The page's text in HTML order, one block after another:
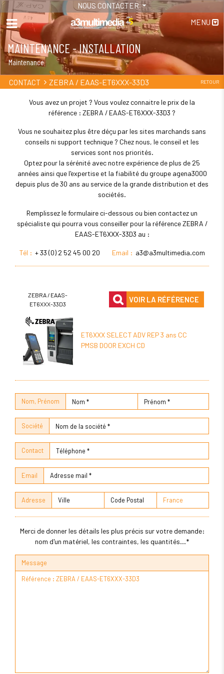
NOUS CONTACTER
MENU
MAINTENANCE - INSTALLATION
Maintenance
CONTACT ZEBRA / EAAS-ET6XXX-33D3 RETOUR
Vous avez un projet ? Vous voulez connaitre le prix de la
référence : ZEBRA / EAAS-ET6XXX-33D3 ?
Vous ne souhaitez plus être déçu par les sites marchands sans
conseils ni support technique ? Chez nous, le conseil et les
services sont nos priorités.
Optez pour la sérénité avec notre expérience de plus de 25
années ainsi que l'expertise et la fiabilité du groupe agena3000
depuis plus de 30 ans au service de la grande distribution et des
sociétés.
Remplissez le formulaire ci-dessous ou bien contactez un
spécialiste qui pourra vous conseiller pour la référence ZEBRA /
EAAS-ET6XXX-33D3 au :
Tél : + 33 (0) 2 52 45 00 20 Email : a3@a3multimedia.com
ZEBRA / EAAS-
ET6XXX-33D3
VOIR LA RÉFÉRENCE
ET6XXX SELECT ADV REP 3 ans CC
PMSB DOOR EXCH CD
Nom, Prénom
Société
Contact
Email
Adresse
Merci de donner les détails les plus précis sur votre demande:
nom d'un matériel, les contraintes, les quantités...*
Message